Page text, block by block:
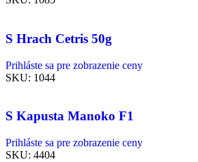
S Hrach Cetris 50g
Prihláste sa pre zobrazenie ceny
SKU: 1044
S Kapusta Manoko F1
Prihláste sa pre zobrazenie ceny
SKU: 4404